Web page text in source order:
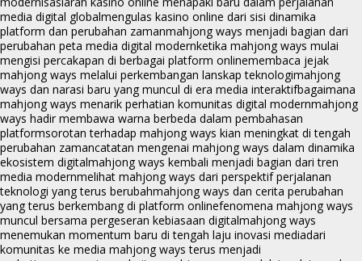
media digital globalmengulas kasino online dari sisi dinamika
platform dan perubahan zamanmahjong ways menjadi bagian dari
perubahan peta media digital modernketika mahjong ways mulai
mengisi percakapan di berbagai platform onlinemembaca jejak
mahjong ways melalui perkembangan lanskap teknologimahjong
ways dan narasi baru yang muncul di era media interaktifbagaimana
mahjong ways menarik perhatian komunitas digital modernmahjong
ways hadir membawa warna berbeda dalam pembahasan
platformsorotan terhadap mahjong ways kian meningkat di tengah
perubahan zamancatatan mengenai mahjong ways dalam dinamika
ekosistem digitalmahjong ways kembali menjadi bagian dari tren
media modernmelihat mahjong ways dari perspektif perjalanan
teknologi yang terus berubahmahjong ways dan cerita perubahan
yang terus berkembang di platform onlinefenomena mahjong ways
muncul bersama pergeseran kebiasaan digitalmahjong ways
menemukan momentum baru di tengah laju inovasi mediadari
komunitas ke media mahjong ways terus menjadi